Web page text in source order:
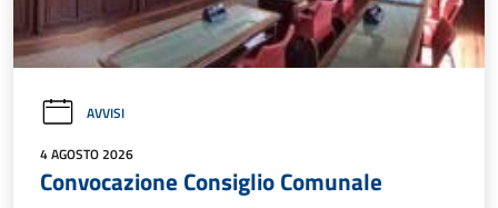
AVVISI
4 AGOSTO 2026
Convocazione Consiglio Comunale